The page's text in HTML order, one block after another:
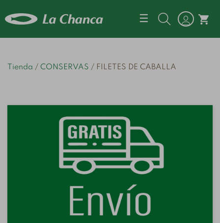
Navegación
☰ shopping_cart
Tienda CONSERVAS FILETES DE CABALLA